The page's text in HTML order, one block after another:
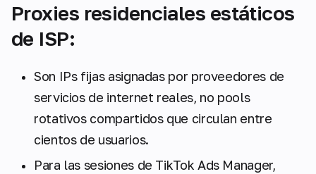
Proxies residenciales estáticos
de ISP:
Son IPs fijas asignadas por proveedores de
servicios de internet reales, no pools
rotativos compartidos que circulan entre
cientos de usuarios.
Para las sesiones de TikTok Ads Manager,